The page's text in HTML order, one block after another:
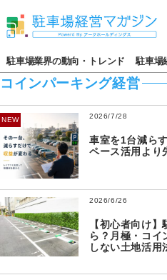
駐車場業界の動向・トレンド 駐車場
コインパーキング経営
NEW 2026/7/28
車室を1台減ら
ペース活用より
2026/6/26
【初心者向け
ら？月極・コイ
しない土地活用